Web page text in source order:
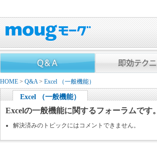
HOME > Q&A> Excel （一般機能）
Excel （一般機能）
Excelの一般機能に関するフォーラムです。
解決済みのトピックにはコメントできません。